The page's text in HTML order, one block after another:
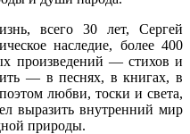
всего 30 лет, Сергей
наследие, более 400
произведений — стихов и
— в песнях, в книгах, в
любви, тоски и света,
выразить внутренний мир
природы.